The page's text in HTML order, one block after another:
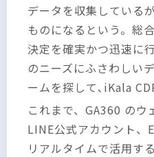
データを収集している
ものになるという。総
決定を確実かつ迅速に
のニーズにふさわしい
ームを探して､iKala
これまで、GA360 のウ
LINE公式アカウント、
リアルタイムで活用す